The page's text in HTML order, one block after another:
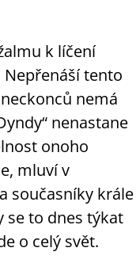
k líčení
Nepřenáší tento
nemá
nenastane
onoho
mluví v
současníky krále
se to dnes týkat
o celý svět.